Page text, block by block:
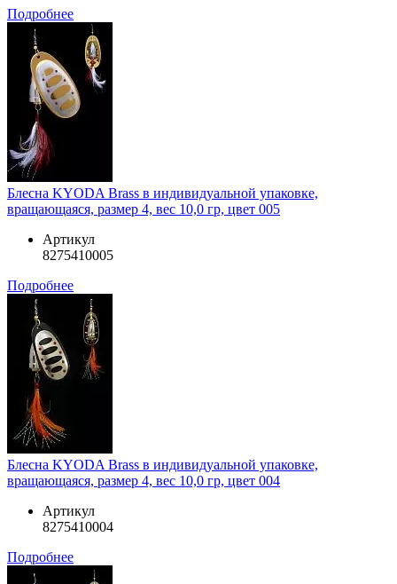
Подробнее
Блесна KYODA Brass в индивидуальной упаковке,
вращающаяся, размер 4, вес 10,0 гр, цвет 005
Артикул
8275410005
Подробнее
Блесна KYODA Brass в индивидуальной упаковке,
вращающаяся, размер 4, вес 10,0 гр, цвет 004
Артикул
8275410004
Подробнее